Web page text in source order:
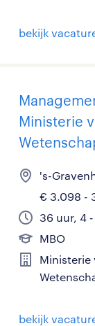
bekijk
Ministerie
's-
€ 3.098 -
36 uur, 4
MBO
Ministerie
bekijk